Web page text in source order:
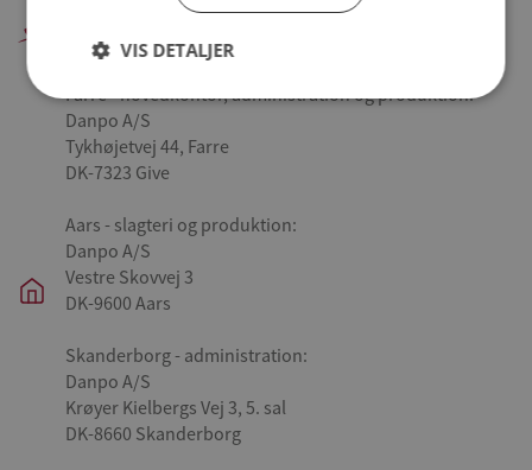
Danpo A/S
Farre - hovedkontor, administration og produktion:
Danpo A/S
Tykhøjetvej 44, Farre
DK-7323 Give
Aars - slagteri og produktion:
Danpo A/S
Vestre Skovvej 3
DK-9600 Aars
Skanderborg - administration:
Danpo A/S
Krøyer Kielbergs Vej 3, 5. sal
DK-8660 Skanderborg
VIS DETALJER